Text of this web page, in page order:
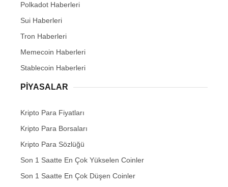
Polkadot Haberleri
Sui Haberleri
Tron Haberleri
Memecoin Haberleri
Stablecoin Haberleri
PIYASALAR
Kripto Para Fiyatları
Kripto Para Borsaları
Kripto Para Sözlüğü
Son 1 Saatte En Çok Yükselen Coinler
Son 1 Saatte En Çok Düşen Coinler